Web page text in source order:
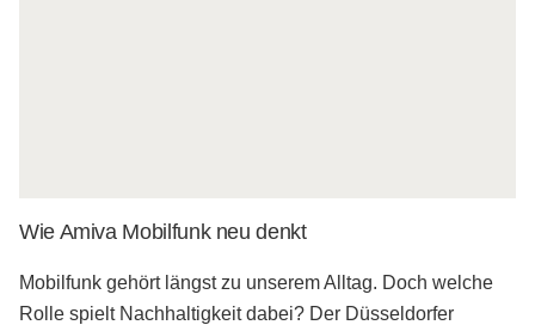
Wie Amiva Mobilfunk neu denkt
Mobilfunk gehört längst zu unserem Alltag. Doch welche
Rolle spielt Nachhaltigkeit dabei? Der Düsseldorfer